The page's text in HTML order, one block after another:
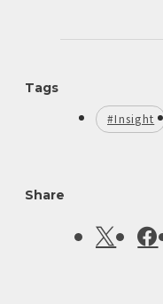
大学
nquire
社員と
Tags
#Insight
Share